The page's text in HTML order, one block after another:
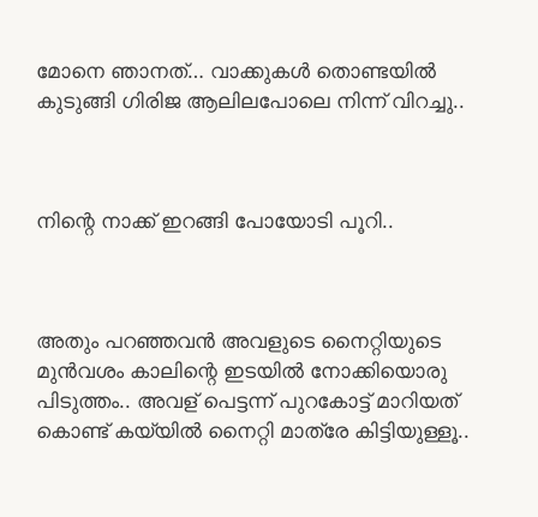
മോനെ ഞാനത്… വാക്കുകൾ തൊണ്ടയിൽ
കുടുങ്ങി ഗിരിജ ആലിലപോലെ നിന്ന് വിറച്ചു..
നിന്റെ നാക്ക് ഇറങ്ങി പോയോടി പൂറി..
അതും പറഞ്ഞവൻ അവളുടെ നൈറ്റിയുടെ
മുൻവശം കാലിന്റെ ഇടയിൽ നോക്കിയൊരു
പിടുത്തം.. അവള് പെട്ടന്ന് പുറകോട്ട് മാറിയത്
കൊണ്ട് കയ്യിൽ നൈറ്റി മാത്രേ കിട്ടിയുള്ളൂ..